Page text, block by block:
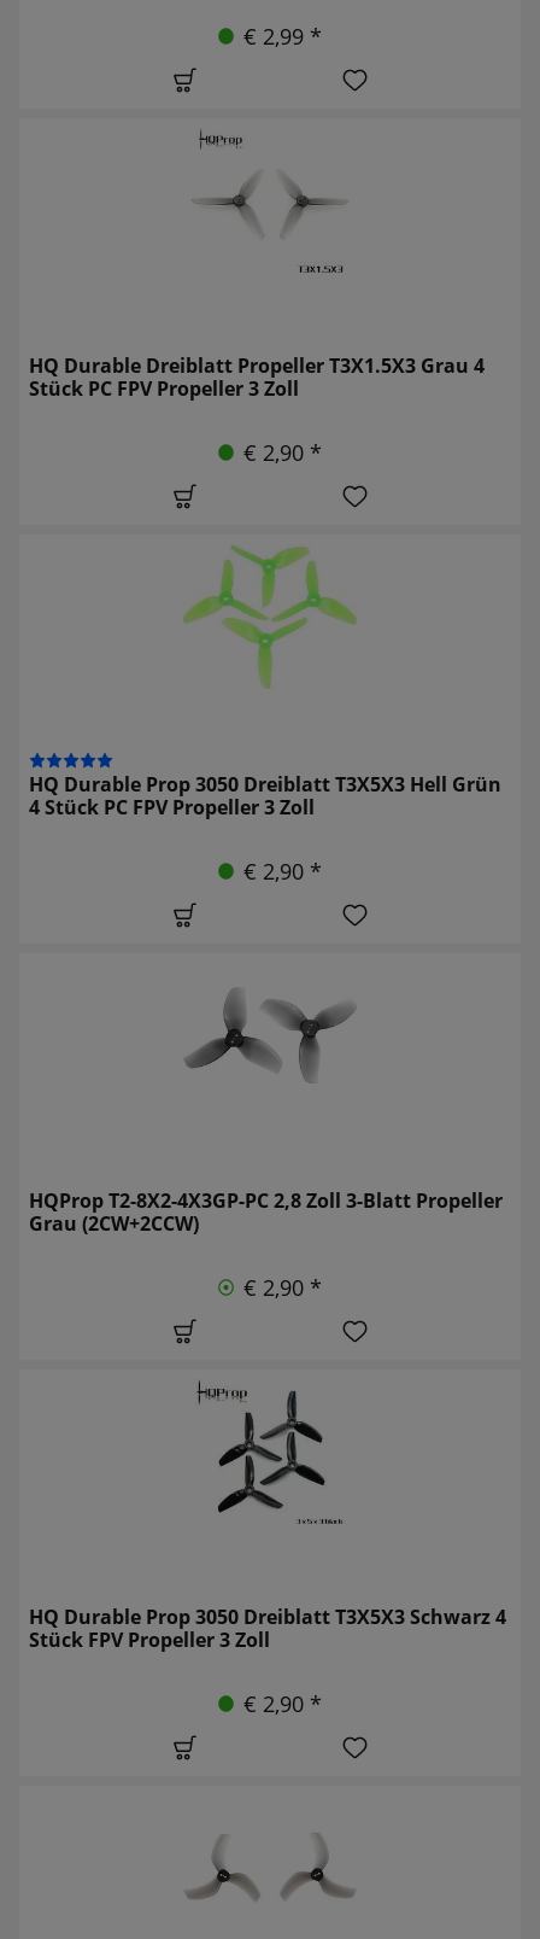
€ 2,99 *
HQ Durable Dreiblatt Propeller T3X1.5X3 Grau 4
Stück PC FPV Propeller 3 Zoll
€ 2,90 *
HQ Durable Prop 3050 Dreiblatt T3X5X3 Hell Grün
4 Stück PC FPV Propeller 3 Zoll
€ 2,90 *
HQProp T2-8X2-4X3GP-PC 2,8 Zoll 3-Blatt Propeller
Grau (2CW+2CCW)
€ 2,90 *
HQ Durable Prop 3050 Dreiblatt T3X5X3 Schwarz 4
Stück FPV Propeller 3 Zoll
€ 2,90 *